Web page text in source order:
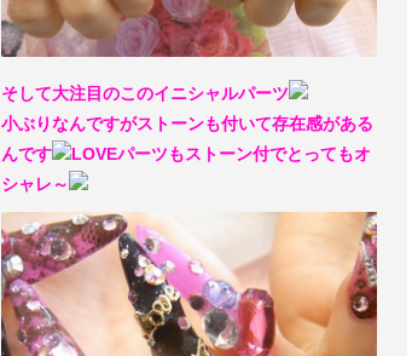
そして大注目のこのイニシャルパーツ
小ぶりなんですがストーンも付いて存在感がある
んです
LOVEパーツもストーン付でとってもオ
シャレ～